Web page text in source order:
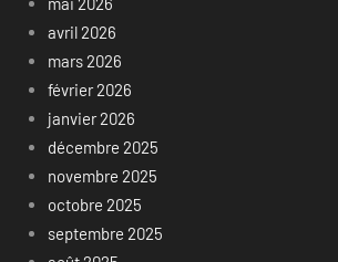
avril 2026
mars 2026
février 2026
janvier 2026
décembre 2025
novembre 2025
octobre 2025
septembre 2025